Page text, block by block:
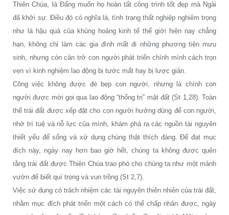
Thiên Chúa, là Đấng muốn họ hoàn tất công trình tốt đẹp mà Ngài
đã khởi sự. Điều đó có nghĩa là, tình trạng thất nghiệp nghiêm trọng
như là hậu quả của khủng hoảng kinh tế thế giới hiện nay chẳng
hạn, không chỉ làm các gia đình mất đi những phương tiện mưu
sinh, nhưng còn cản trở con người phát triển chính mình cách trọn
vẹn vì kinh nghiệm lao động bị tước mất hay bị lược giản.
Công việc không được đè bẹp con người, nhưng là chính con
người được mời gọi qua lao động “thống trị” mặt đất (St 1,28). Toàn
thể trái đất được xếp đặt cho con người hưởng dùng để con người,
nhờ trí tuệ và nỗ lực của mình, khám phá ra các nguồn tài nguyên
thiết yếu để sống và xử dụng chúng thật thích đáng. Để đạt mục
đích này, ngày nay hơn bao giờ hết, chúng ta không được quên
rằng trái đất được Thiên Chúa trao phó cho chúng ta như một mảnh
vườn để biết quí trọng và vun trồng (St 2,7).
Việc sử dụng có trách nhiệm các tài nguyên thiên nhiên của trái đất,
nhằm mục đích phát triển một cách có thể chấp nhận được, ngày